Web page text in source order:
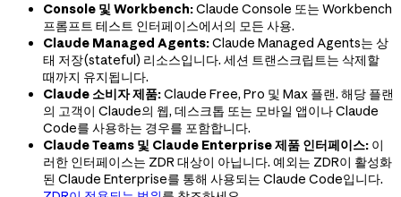
Console 및 Workbench:Claude Console 또는 Workbench
프롬프트 테스트 인터페이스에서의 모든 사용.
Claude Managed Agents:Claude Managed Agents는 상
태 저장(stateful) 리소스입니다. 세션 트랜스크립트는 삭제할
때까지 유지됩니다.
Claude 소비자 제품:Claude Free, Pro 및 Max 플랜. 해당 플랜
의 고객이 Claude의 웹, 데스크톱 또는 모바일 앱이나 Claude
Code를 사용하는 경우를 포함합니다.
Claude Teams 및 Claude Enterprise 제품 인터페이스: 이
러한 인터페이스는 ZDR 대상이 아닙니다. 예외는 ZDR이 활성화
된 Claude Enterprise를 통해 사용되는 Claude Code입니다.